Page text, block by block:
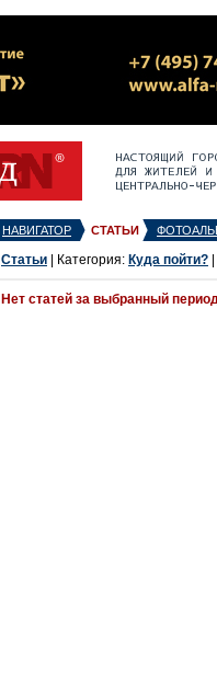
НАВИГАТОР СТАТЬИ
Статьи | Категория: Куда пойти?
Нет статей за выбранный